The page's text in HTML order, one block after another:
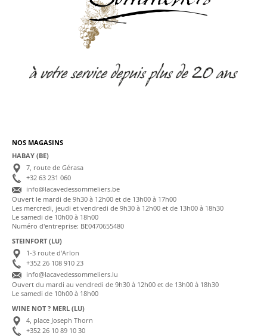
NOS MAGASINS
HABAY (BE)
7, route de Gérasa
+32 63 231 060
info@lacavedessommeliers.be
Ouvert le mardi de 9h30 à 12h00 et de 13h00 à 17h00
Les mercredi, jeudi et vendredi de 9h30 à 12h00 et de 13h00 à 18h30
Le samedi de 10h00 à 18h00
Numéro d'entreprise: BE0470655480
STEINFORT (LU)
1-3 route d'Arlon
+352 26 108 910 23
info@lacavedessommeliers.lu
Ouvert du mardi au vendredi de 9h30 à 12h00 et de 13h00 à 18h30
Le samedi de 10h00 à 18h00
WINE NOT ? MERL (LU)
4, place Joseph Thorn
+352 26 10 89 10 30